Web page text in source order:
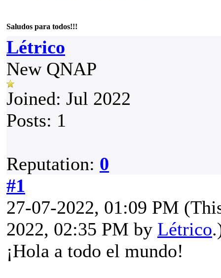
Saludos para todos!!!
Létrico
New QNAP
Joined: Jul 2022
Posts: 1
Reputation: 0
#1
27-07-2022, 01:09 PM
2022, 02:35 PM by Létrico
¡Hola a todo el mundo!